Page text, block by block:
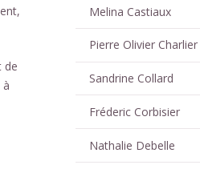
de
Melina Castiaux
Pierre Olivier Charlier
Sandrine Collard
Fréderic Corbisier
Nathalie Debelle